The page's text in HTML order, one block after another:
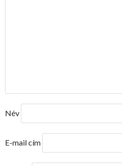
Név
E-mail cím